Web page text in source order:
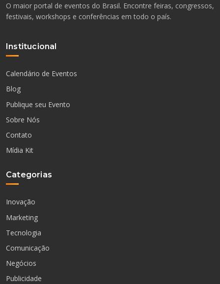
O maior portal de eventos do Brasil. Encontre feiras, congressos,
festivais, workshops e conferências em todo o país.
Institucional
Calendário de Eventos
Blog
Publique seu Evento
Sobre Nós
Contato
Mídia Kit
Categorias
Inovação
Marketing
Tecnologia
Comunicação
Negócios
Publicidade